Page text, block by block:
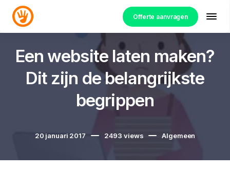
Offerte aanvragen
Een website laten maken?
Dit zijn de belangrijkste
begrippen
20 januari 2017 2493 views Algemeen